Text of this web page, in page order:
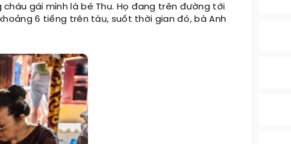
gái mình là bé Thu. Họ đang trên đường tới
6 tiếng trên tàu, suốt thời gian đó, bà Anh